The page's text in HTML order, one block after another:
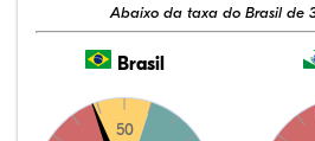
Abaixo da taxa do Brasil de
Brasil
50